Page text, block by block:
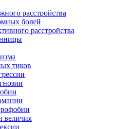
расстройства
болей
расстройства
тиков
величия